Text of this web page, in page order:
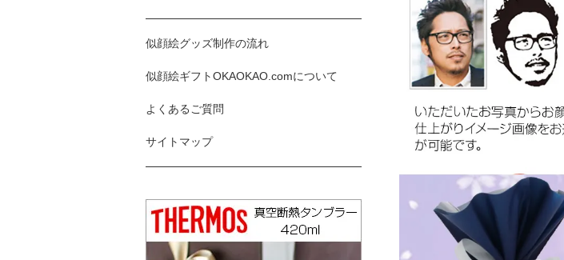
似顔絵グッズ制作の流れ
似顔絵ギフトOKAOKAO.comについて
よくあるご質問
サイトマップ